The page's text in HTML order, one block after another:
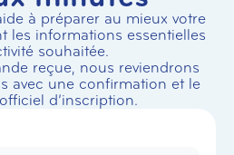
à préparer au mieux votre
les informations essentielles
souhaitée.
reçue, nous reviendrons
avec une confirmation et le
d’inscription.